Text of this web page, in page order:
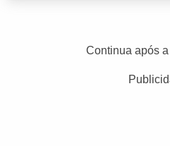
Continua após